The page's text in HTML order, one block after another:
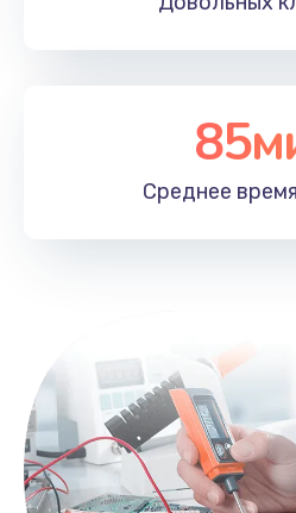
Среднее время